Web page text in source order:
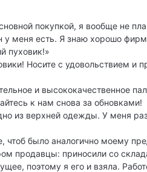
покупкой, я вообще не
у меня есть. Я знаю хорошо
пуховик!»
Носите с удовольствием и
и высококачественное
к нам снова за обновками!
из верхней одежды. У меня
чтоб было аналогично моему
продавцы: приносили со
поэтому я его и взяла.